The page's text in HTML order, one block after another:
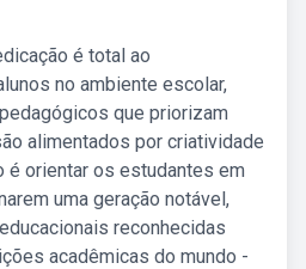
é total ao
no ambiente escolar,
que priorizam
alimentados por criatividade
é orientar os estudantes em
uma geração notável,
reconhecidas
acadêmicas do mundo -